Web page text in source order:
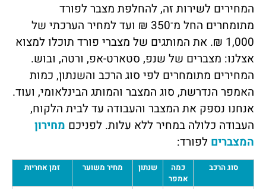
המחירים לשירות זה, להחלפת מצבר לפורד
מתומחרים החל מ־350 ₪ ועד למחיר הערכתי של
1,000 ₪. את המותגים של מצברי פורד תוכלו למצוא
אצלנו: מצברים של שנפ, סטארט-אפ, ורטה, ובוש.
המחירים מתומחרים לפי סוג הרכב והשנתון, כמות
האמפר הנדרשת, סוג המצבר והמותג הבינלאומי, ועוד.
אנחנו נספק את המצבר והעבודה עד לבית הלקוח,
העבודה כלולה במחיר ללא עלות. לפניכם מחירון
המצברים לפורד:
סוג הרכב
כמה
אמפר
שנתון מחיר משוער זמן אחריות